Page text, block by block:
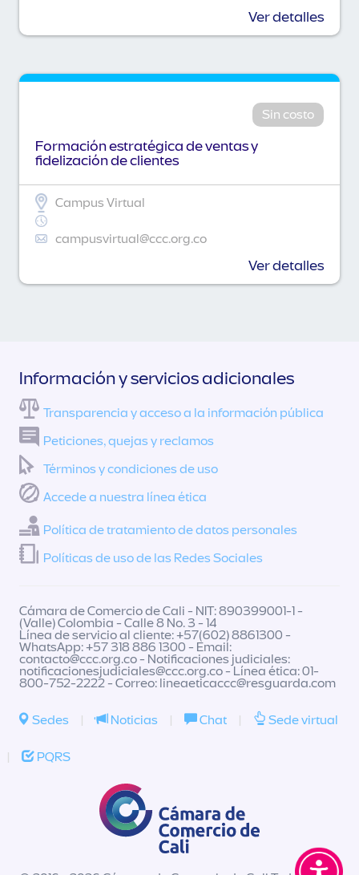
Ver detalles
Sin costo
Formación estratégica de ventas y
fidelización de clientes
Campus Virtual
campusvirtual@ccc.org.co
Ver detalles
Información y servicios adicionales
Transparencia y acceso a la información pública
Peticiones, quejas y reclamos
Términos y condiciones de uso
Accede a nuestra línea ética
Política de tratamiento de datos personales
Políticas de uso de las Redes Sociales
Cámara de Comercio de Cali - NIT: 890399001-1 -
(Valle) Colombia - Calle 8 No. 3 - 14
Línea de servicio al cliente: +57(602) 8861300 -
WhatsApp: +57 318 886 1300 - Email:
contacto@ccc.org.co- Notificaciones judiciales:
notificacionesjudiciales@ccc.org.co- Línea ética: 01-
800-752-2222 - Correo: lineaeticaccc@resguarda.com
Sedes | Noticias | Chat | Sede virtual
| PQRS